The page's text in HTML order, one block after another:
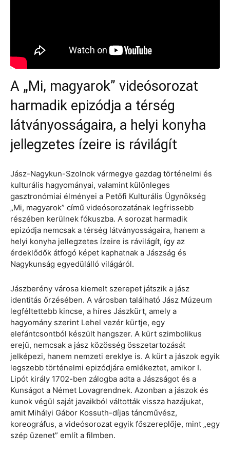
A „Mi, magyarok” videósorozat
harmadik epizódja a térség
látványosságaira, a helyi konyha
jellegzetes ízeire is rávilágít
Jász-Nagykun-Szolnok vármegye gazdag történelmi és
kulturális hagyományai, valamint különleges
gasztronómiai élményei a Petőfi Kulturális Ügynökség
„Mi, magyarok” című videósorozatának legfrissebb
részében kerülnek fókuszba. A sorozat harmadik
epizódja nemcsak a térség látványosságaira, hanem a
helyi konyha jellegzetes ízeire is rávilágít, így az
érdeklődők átfogó képet kaphatnak a Jászság és
Nagykunság egyedülálló világáról.
Jászberény városa kiemelt szerepet játszik a jász
identitás őrzésében. A városban található Jász Múzeum
legféltettebb kincse, a híres Jászkürt, amely a
hagyomány szerint Lehel vezér kürtje, egy
elefántcsontból készült hangszer. A kürt szimbolikus
erejű, nemcsak a jász közösség összetartozását
jelképezi, hanem nemzeti ereklye is. A kürt a jászok egyik
legszebb történelmi epizódjára emlékeztet, amikor I.
Lipót király 1702-ben zálogba adta a Jászságot és a
Kunságot a Német Lovagrendnek. Azonban a jászok és
kunok végül saját javaikból váltották vissza hazájukat,
amit Mihályi Gábor Kossuth-díjas táncművész,
koreográfus, a videósorozat egyik főszereplője, mint „egy
szép üzenet” említ a filmben.